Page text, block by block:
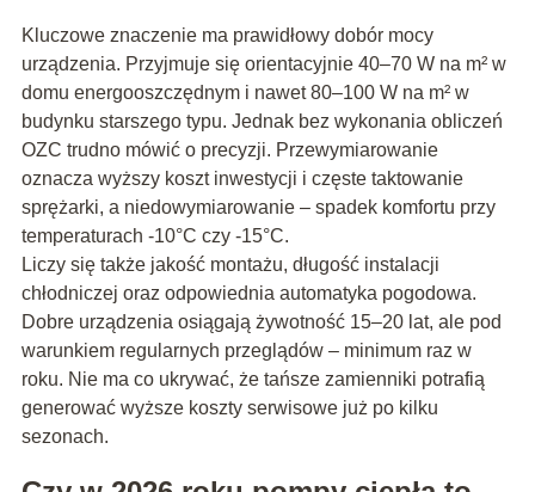
Kluczowe znaczenie ma prawidłowy dobór mocy
urządzenia. Przyjmuje się orientacyjnie 40–70 W na m² w
domu energooszczędnym i nawet 80–100 W na m² w
budynku starszego typu. Jednak bez wykonania obliczeń
OZC trudno mówić o precyzji. Przewymiarowanie
oznacza wyższy koszt inwestycji i częste taktowanie
sprężarki, a niedowymiarowanie – spadek komfortu przy
temperaturach -10°C czy -15°C.
Liczy się także jakość montażu, długość instalacji
chłodniczej oraz odpowiednia automatyka pogodowa.
Dobre urządzenia osiągają żywotność 15–20 lat, ale pod
warunkiem regularnych przeglądów – minimum raz w
roku. Nie ma co ukrywać, że tańsze zamienniki potrafią
generować wyższe koszty serwisowe już po kilku
sezonach.